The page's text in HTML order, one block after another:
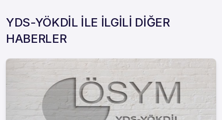
YDS-YÖKDİL İLE İLGİLİ DİĞER
HABERLER